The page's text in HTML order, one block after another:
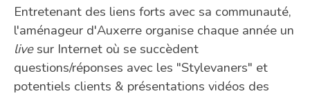
Entretenant des liens forts avec sa communauté,
l'aménageur d'Auxerre organise chaque année un
livesur Internet où se succèdent
questions/réponses avec les "Stylevaners" et
potentiels clients & présentations vidéos des